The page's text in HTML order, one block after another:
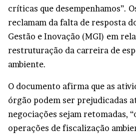
críticas que desempenhamos”.
reclamam da falta de resposta
Gestão e Inovação (MGI) em
restruturação da carreira de
ambiente.
O documento afirma que as
órgão podem ser prejudicadas
negociações sejam retomadas,
operações de fiscalização